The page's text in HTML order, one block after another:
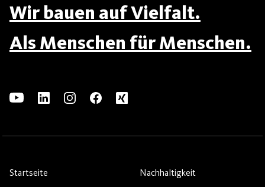
Wir bauen auf Vielfalt.
Als Menschen für Menschen.
Startseite
Nachhaltigkeit